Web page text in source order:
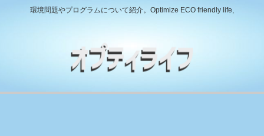
環境問題やプログラムについて紹介。Optimize ECO friendly life,